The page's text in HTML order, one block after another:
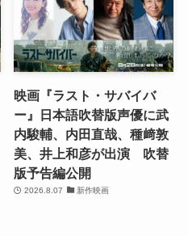
映画『ラスト・サバイバ
ー』日本語吹替版声優に武
内駿輔、内田直哉、種﨑敦
美、井上和彦が出演 吹替
版予告編公開
2026.8.07 新作映画